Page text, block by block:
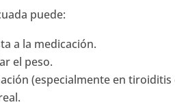
puede:
a la medicación.
el peso.
(especialmente en tiroiditis